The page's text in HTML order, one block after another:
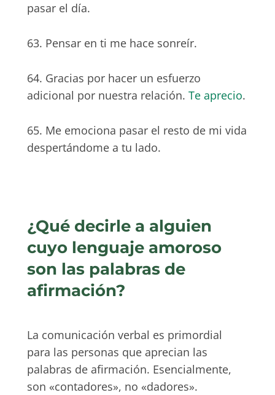
pasar el día.
63. Pensar en ti me hace sonreír.
64. Gracias por hacer un esfuerzo
adicional por nuestra relación. Te aprecio.
65. Me emociona pasar el resto de mi vida
despertándome a tu lado.
¿Qué decirle a alguien
cuyo lenguaje amoroso
son las palabras de
afirmación?
La comunicación verbal es primordial
para las personas que aprecian las
palabras de afirmación. Esencialmente,
son «contadores», no «dadores».